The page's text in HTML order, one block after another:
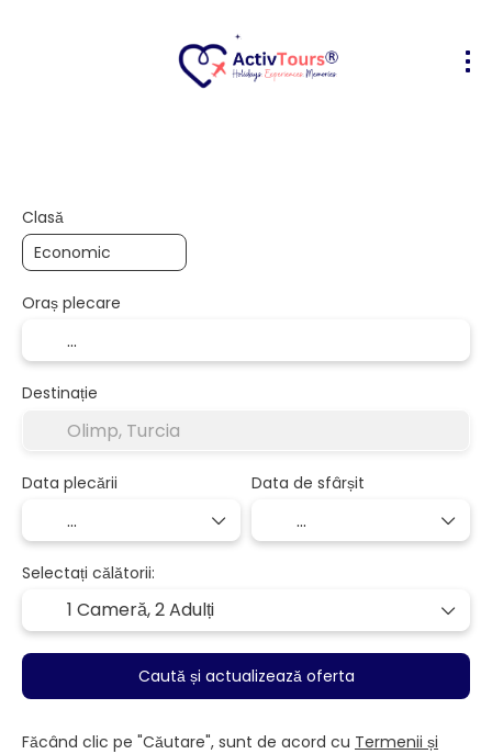
Clasă
Oraș plecare
Destinație
Data plecării Data de sfârșit
Selectați călătorii:
1 Cameră,2 Adulți
Caută și actualizează oferta
Făcând clic pe "Căutare", sunt de acord cu Termenii și